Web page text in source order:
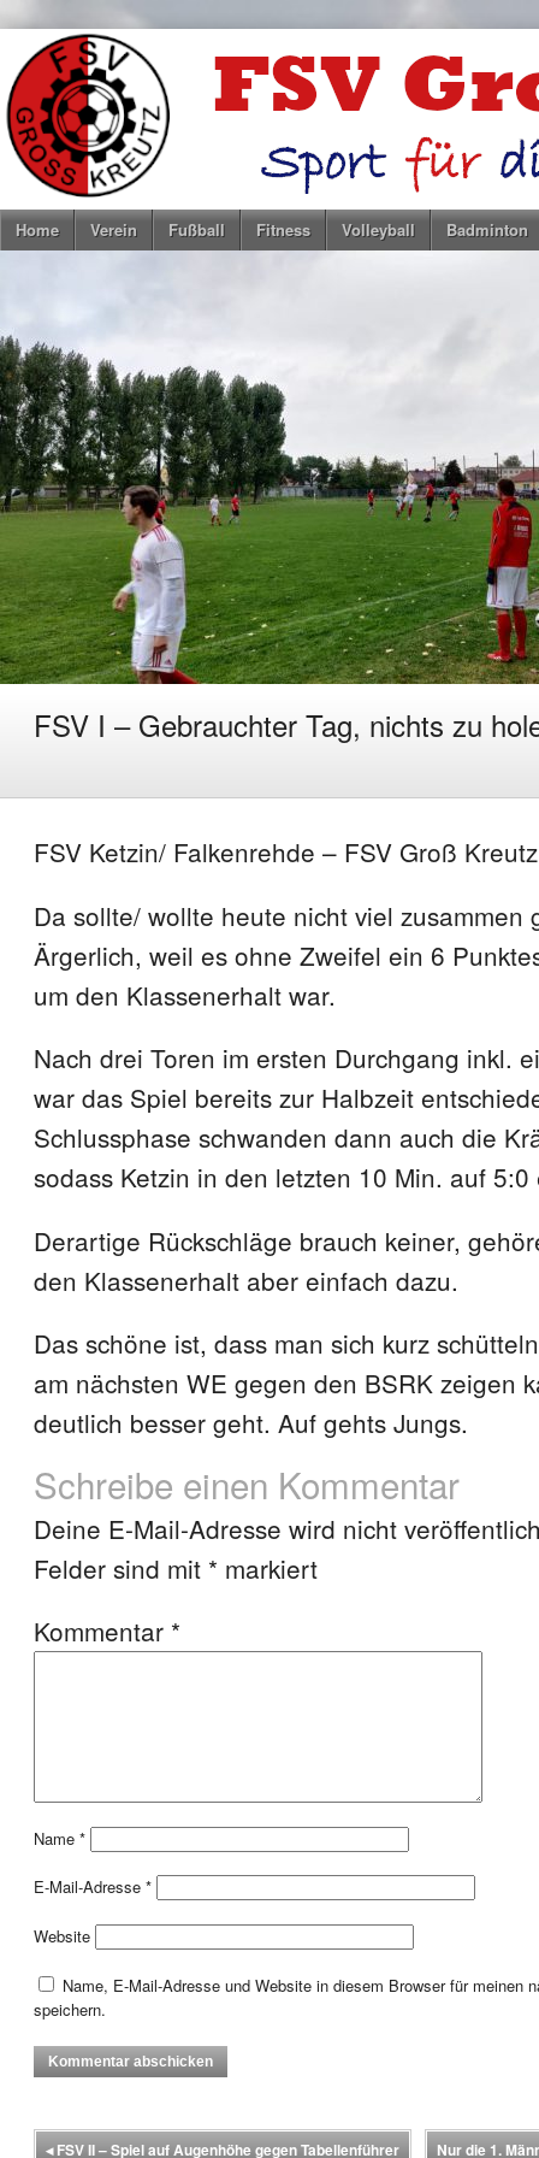
Home Verein Fußball Fitness Volleyball Badminton
FSV I – Gebrauchter Tag, nichts zu
FSV Ketzin/ Falkenrehde – FSV Groß
Da sollte/ wollte heute nicht viel zusammen
Ärgerlich, weil es ohne Zweifel ein 6
um den Klassenerhalt war.
Nach drei Toren im ersten Durchgang inkl.
war das Spiel bereits zur Halbzeit
Schlussphase schwanden dann auch die
sodass Ketzin in den letzten 10 Min. auf 5:0
Derartige Rückschläge brauch keiner,
den Klassenerhalt aber einfach dazu.
Das schöne ist, dass man sich kurz
am nächsten WE gegen den BSRK zeigen
deutlich besser geht. Auf gehts Jungs.
Schreibe einen Kommentar
Deine E-Mail-Adresse wird nicht
Felder sind mit * markiert
Kommentar *
Name *
E-Mail-Adresse *
Website
Name, E-Mail-Adresse und Website in diesem Browser für meinen
speichern.
◂FSV II – Spiel auf Augenhöhe gegen Tabellenführer Nur die 1.